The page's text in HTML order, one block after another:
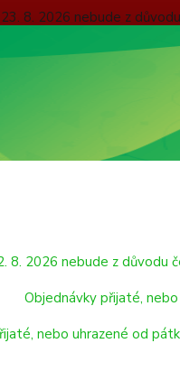
8. 2026 nebude z
expedovány v pátek
pondělí 24.
Míč
8. 2026 nebude z důvodu
Objednávky přijaté,
nebo uhrazené od